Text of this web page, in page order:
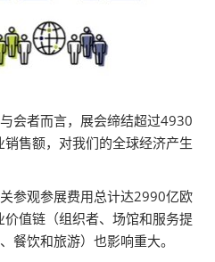
会者而言，展会缔结超过4930
售额，对我们的全球经济产生
参观参展费用总计达2990亿欧
值链（组织者、场馆和服务提
餐饮和旅游）也影响重大。